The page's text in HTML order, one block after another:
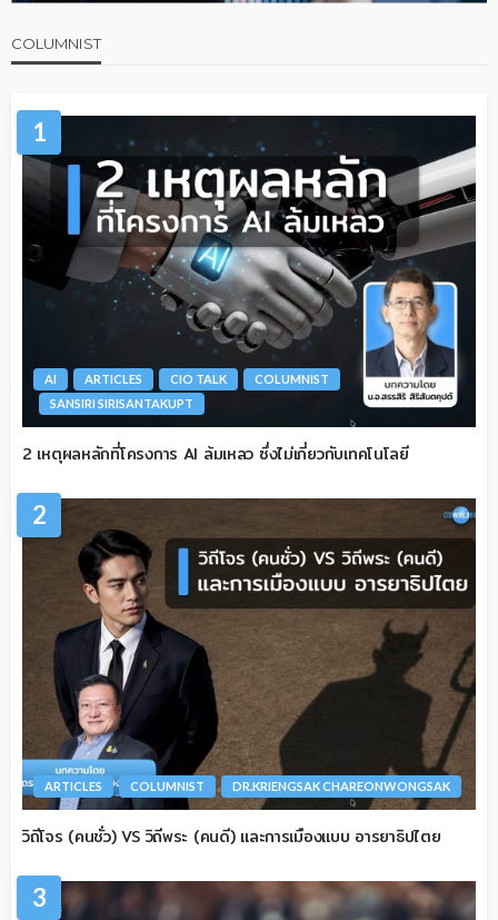
COLUMNIST
1
AI ARTICLES CIO TALK
COLUMNIST
SANSIRI SIRISANTAKUPT
2 เหตุผลหลักที่โครงการ AI ล้มเหลว ซึ่งไม่เกี่ยวกับเทคโนโลยี
2
ARTICLES COLUMNIST DR.KRIENGSAK CHAREONWONGSAK
วิถีโจร (คนชั่ว) VS วิถีพระ (คนดี) และการเมืองแบบ อารยาธิปไตย
3